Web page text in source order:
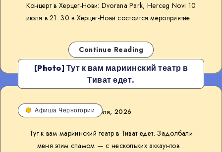
Концерт в Херцег-Нови: Dvorana Park, Herceg Novi 10
июля в 21. 30 в Херцег-Нови состоится мероприятие…
Continue Reading
[Photo] Тут к вам мариинский театр в
Тиват едет.
Афиша Черногории6 июля, 2026
Тут к вам мариинский театр в Тиват едет. Задолбали
меня этим спамом — с нескольких аккаунтов…